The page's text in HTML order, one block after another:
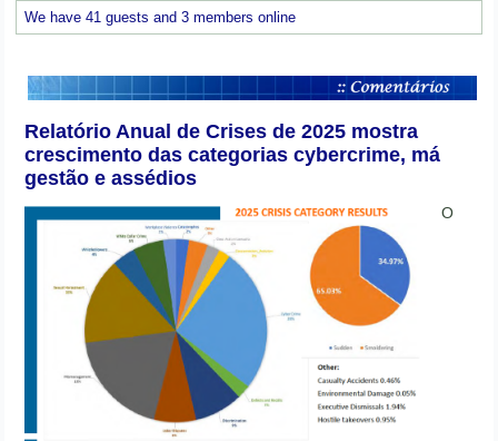
We have 41 guests and 3 members online
Relatório Anual de Crises de 2025 mostra
crescimento das categorias cybercrime, má
gestão e assédios
O